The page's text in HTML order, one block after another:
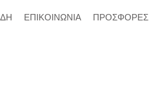
ΕΠΙΚΟΙΝΩΝΙΑ ΠΡΟΣΦΟΡΕΣ